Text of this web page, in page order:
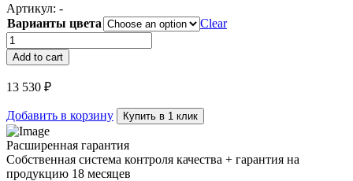
Артикул: -
Варианты цвета
Clear
Бра
Brubeck
V
quantity
Add to cart
13 530 ₽
Добавить в корзину Купить в 1 клик
Расширенная гарантия
Собственная система контроля качества + гарантия на
продукцию 18 месяцев